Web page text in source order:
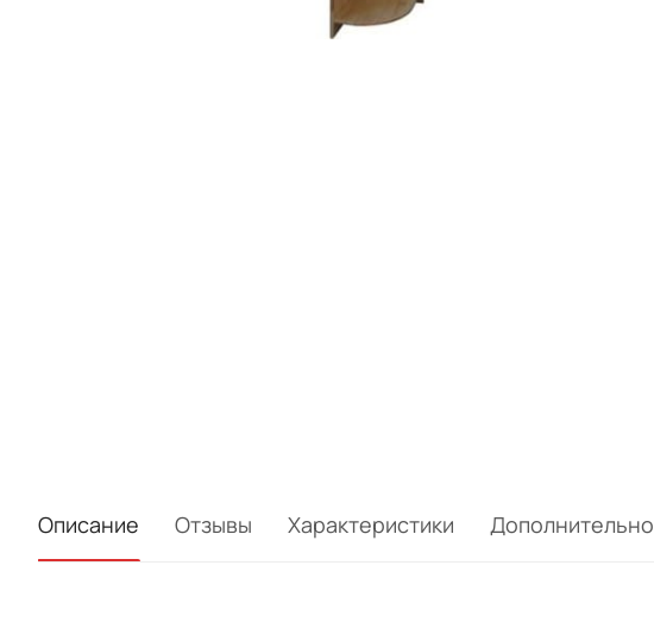
Описание Отзывы Характеристики Дополнительно